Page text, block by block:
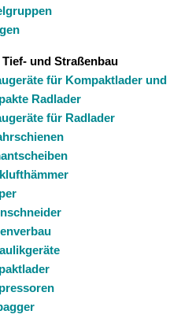
Tief- und Straßenbau
für Kompaktlader und
Radlader
für Radlader